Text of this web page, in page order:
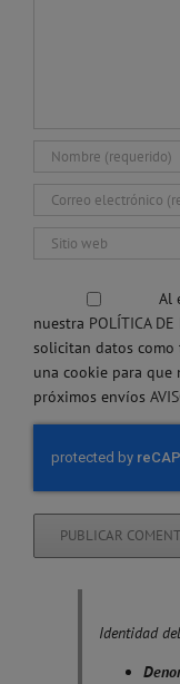
Al
nuestra POLÍTICA DE
solicitan datos como
una cookie para que
próximos envíos
Identidad